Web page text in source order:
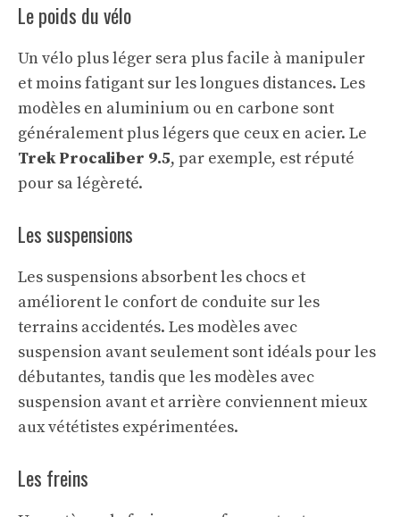
Le poids du vélo
Un vélo plus léger sera plus facile à manipuler
et moins fatigant sur les longues distances. Les
modèles en aluminium ou en carbone sont
généralement plus légers que ceux en acier. Le
Trek Procaliber 9.5, par exemple, est réputé
pour sa légèreté.
Les suspensions
Les suspensions absorbent les chocs et
améliorent le confort de conduite sur les
terrains accidentés. Les modèles avec
suspension avant seulement sont idéals pour les
débutantes, tandis que les modèles avec
suspension avant et arrière conviennent mieux
aux vététistes expérimentées.
Les freins